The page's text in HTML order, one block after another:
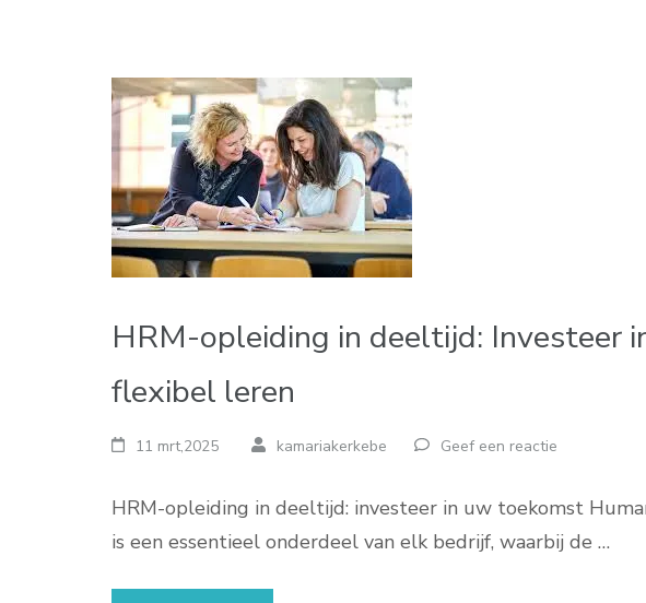
HRM-opleiding in deeltijd: Investeer
flexibel leren
11 mrt,2025 kamariakerkebe Geef een reactie
HRM-opleiding in deeltijd: investeer in uw toekomst
is een essentieel onderdeel van elk bedrijf, waarbij de …